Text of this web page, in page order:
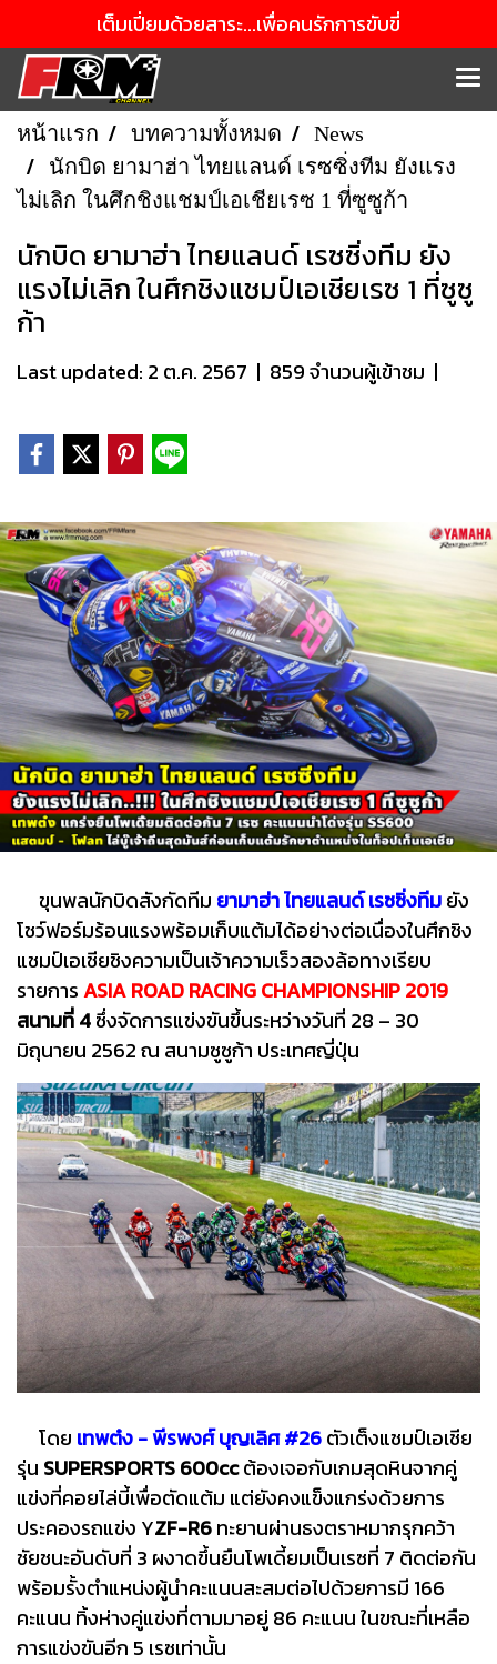
เต็มเปี่ยมด้วยสาระ...เพื่อคนรักการขับขี่
หน้าแรก บทความทั้งหมด
News
นักบิด ยามาฮ่า ไทยแลนด์ เรซซิ่งทีม ยังแรง
ไม่เลิก ในศึกชิงแชมป์เอเชียเรซ 1 ที่ซูซูก้า
นักบิด ยามาฮ่า ไทยแลนด์ เรซซิ่งทีม ยัง
แรงไม่เลิก ในศึกชิงแชมป์เอเชียเรซ 1 ที่ซูซู
ก้า
Last updated: 2 ต.ค. 2567 | 859 จำนวนผู้เข้าชม |
ขุนพลนักบิดสังกัดทีม ยามาฮ่า ไทยแลนด์ เรซซิ่งทีมยัง
โชว์ฟอร์มร้อนแรงพร้อมเก็บแต้มได้อย่างต่อเนื่องในศึกชิง
แชมป์เอเชียชิงความเป็นเจ้าความเร็วสองล้อทางเรียบ
รายการASIA ROAD RACING CHAMPIONSHIP 2019
สนามที่ 4ซึ่งจัดการแข่งขันขึ้นระหว่างวันที่ 28 – 30
มิถุนายน 2562 ณ สนามซูซูก้า ประเทศญี่ปุ่น
โดย เทพต๋ง - พีรพงศ์ บุญเลิศ #26ตัวเต็งแชมป์เอเชีย
รุ่น SUPERSPORTS 600ccต้องเจอกับเกมสุดหินจากคู่
แข่งที่คอยไล่บี้เพื่อตัดแต้ม แต่ยังคงแข็งแกร่งด้วยการ
ประคองรถแข่ง YZF-R6ทะยานผ่านธงตราหมากรุกคว้า
ชัยชนะอันดับที่ 3 ผงาดขึ้นยืนโพเดี้ยมเป็นเรซที่ 7 ติดต่อกัน
พร้อมรั้งตำแหน่งผู้นำคะแนนสะสมต่อไปด้วยการมี 166
คะแนน ทิ้งห่างคู่แข่งที่ตามมาอยู่ 86 คะแนน ในขณะที่เหลือ
การแข่งขันอีก 5 เรซเท่านั้น